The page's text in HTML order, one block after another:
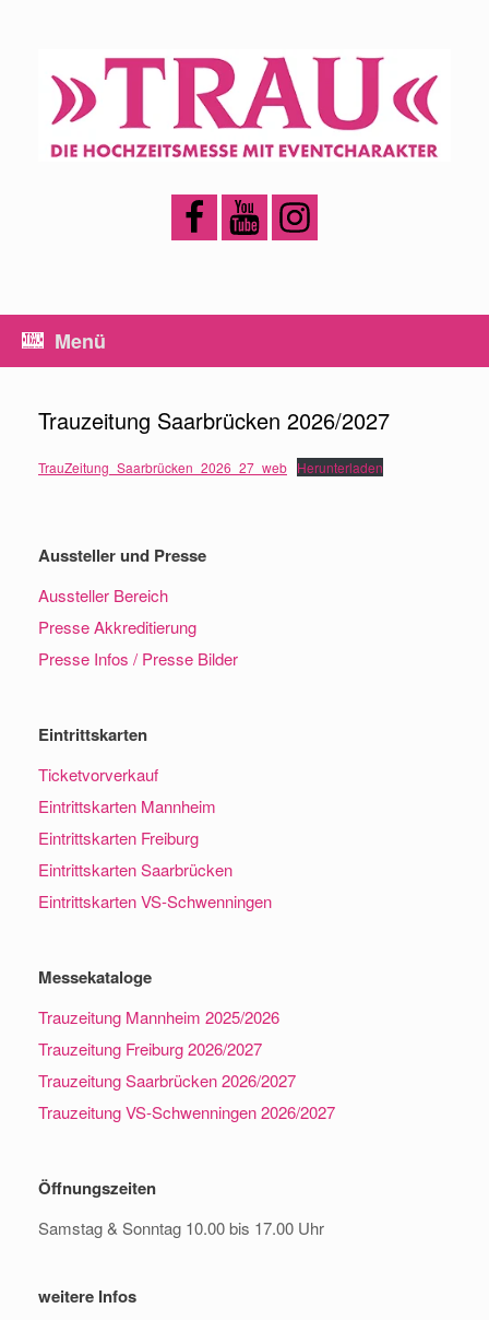
Menü
Trauzeitung Saarbrücken 2026/2027
TrauZeitung_Saarbrücken_2026_27_web Herunterladen
Aussteller und Presse
Aussteller Bereich
Presse Akkreditierung
Presse Infos / Presse Bilder
Eintrittskarten
Ticketvorverkauf
Eintrittskarten Mannheim
Eintrittskarten Freiburg
Eintrittskarten Saarbrücken
Eintrittskarten VS-Schwenningen
Messekataloge
Trauzeitung Mannheim 2025/2026
Trauzeitung Freiburg 2026/2027
Trauzeitung Saarbrücken 2026/2027
Trauzeitung VS-Schwenningen 2026/2027
Öffnungszeiten
Samstag & Sonntag 10.00 bis 17.00 Uhr
weitere Infos